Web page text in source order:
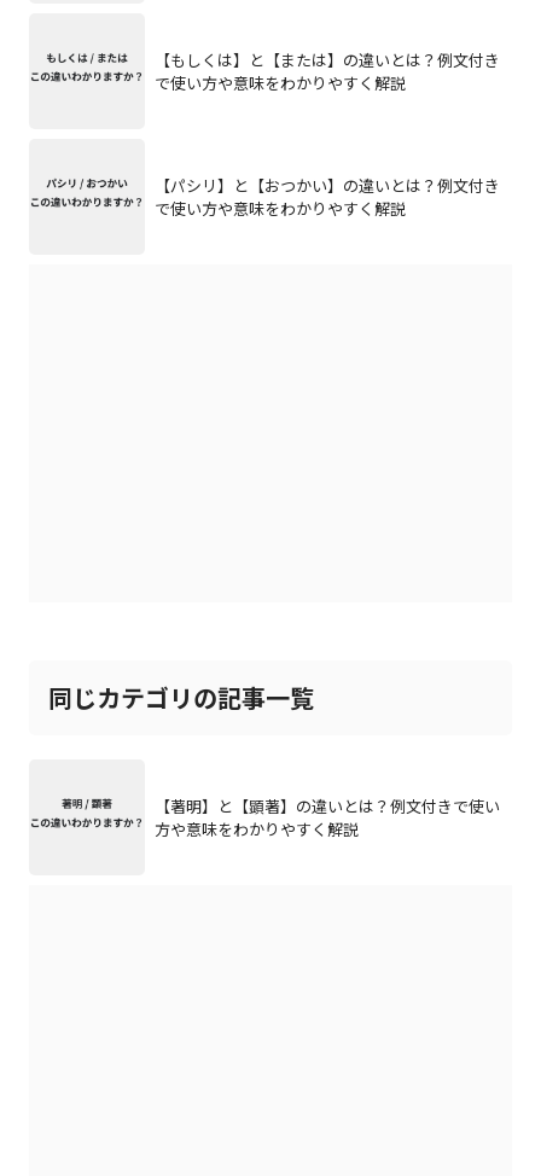
【もしくは】と【または】の違いとは？例文付き
で使い方や意味をわかりやすく解説
【パシリ】と【おつかい】の違いとは？例文付き
で使い方や意味をわかりやすく解説
同じカテゴリの記事一覧
【著明】と【顕著】の違いとは？例文付きで使い
方や意味をわかりやすく解説